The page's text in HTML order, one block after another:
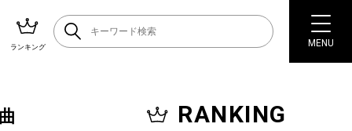
ランキング MENU
RANKING